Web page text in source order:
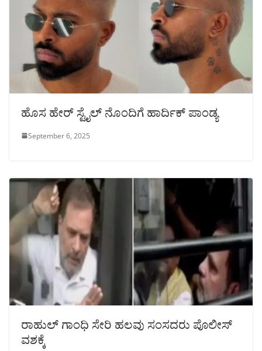
ಹೊಸ ಹೇರ್ ಸ್ಟೈಲ್‌ ನೊಂದಿಗೆ ಹಾರ್ದಿಕ್ ಪಾಂಡ್ಯ
September 6, 2025
ರಾಹುಲ್ ಗಾಂಧಿ ಸೇರಿ ಹಲವು ಸಂಸದರು ಪೊಲೀಸ್
ವಶಕ್ಕೆ